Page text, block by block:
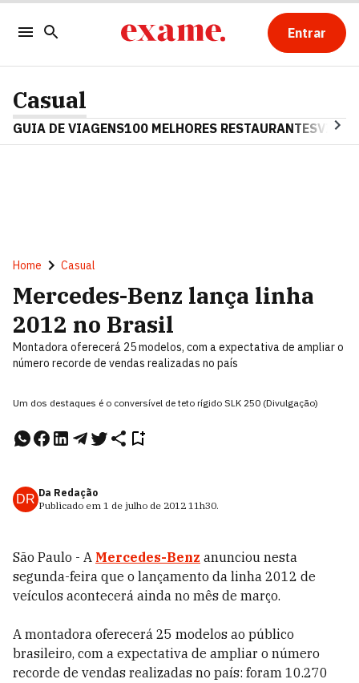
Entrar
Casual
GUIA DE VIAGENS100 MELHORES RESTAURANTES
Home Casual
Mercedes-Benz lança linha
2012 no Brasil
Montadora oferecerá 25 modelos, com a expectativa de ampliar o
número recorde de vendas realizadas no país
Um dos destaques é o conversível de teto rígido SLK 250 (Divulgação)
DR Da Redação
Publicado em 1 de julho de 2012 11h30.
São Paulo - A Mercedes-Benz anunciou nesta
segunda-feira que o lançamento da linha 2012 de
veículos acontecerá ainda no mês de março.
A montadora oferecerá 25 modelos ao público
brasileiro, com a expectativa de ampliar o número
recorde de vendas realizadas no país: foram 10.270